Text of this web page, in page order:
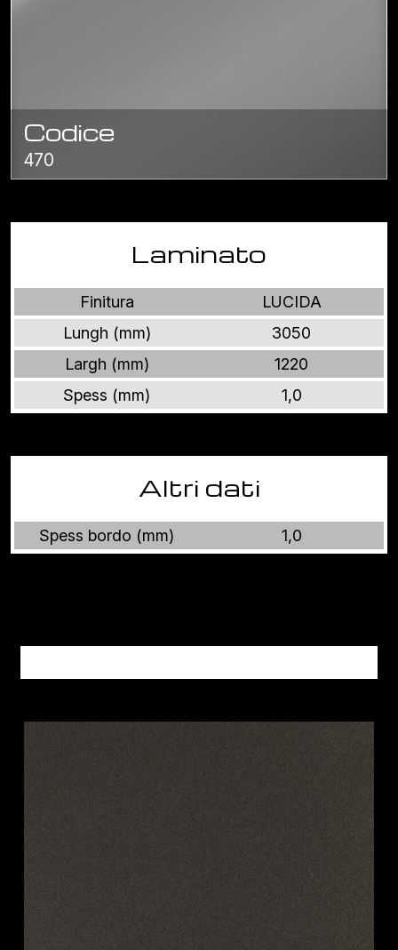
Codice
470
Laminato
Finitura
LUCIDA
Lungh (mm)
3050
Largh (mm)
1220
Spess (mm)
1,0
Altri dati
Spess bordo (mm) 1,0
Altri prodotti METALLI